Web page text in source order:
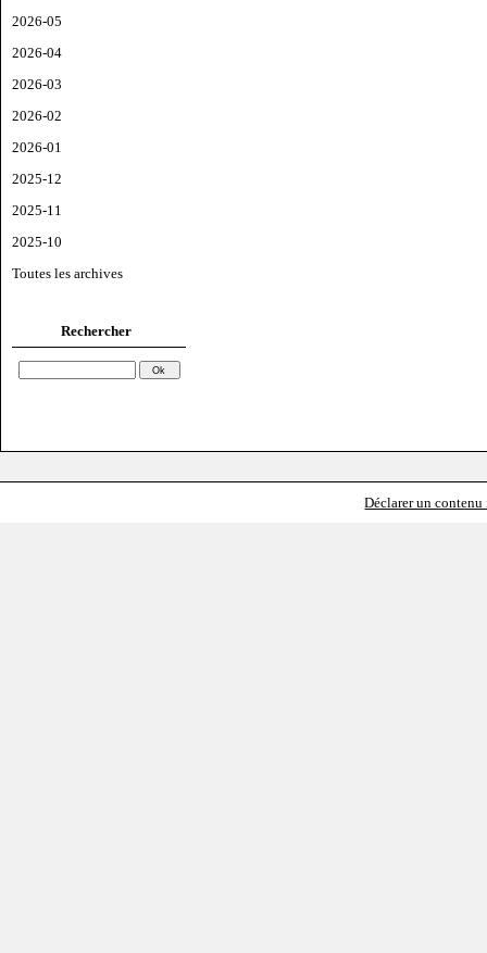
2026-05
2026-04
2026-03
2026-02
2026-01
2025-12
2025-11
2025-10
Toutes les archives
Rechercher
Déclarer un